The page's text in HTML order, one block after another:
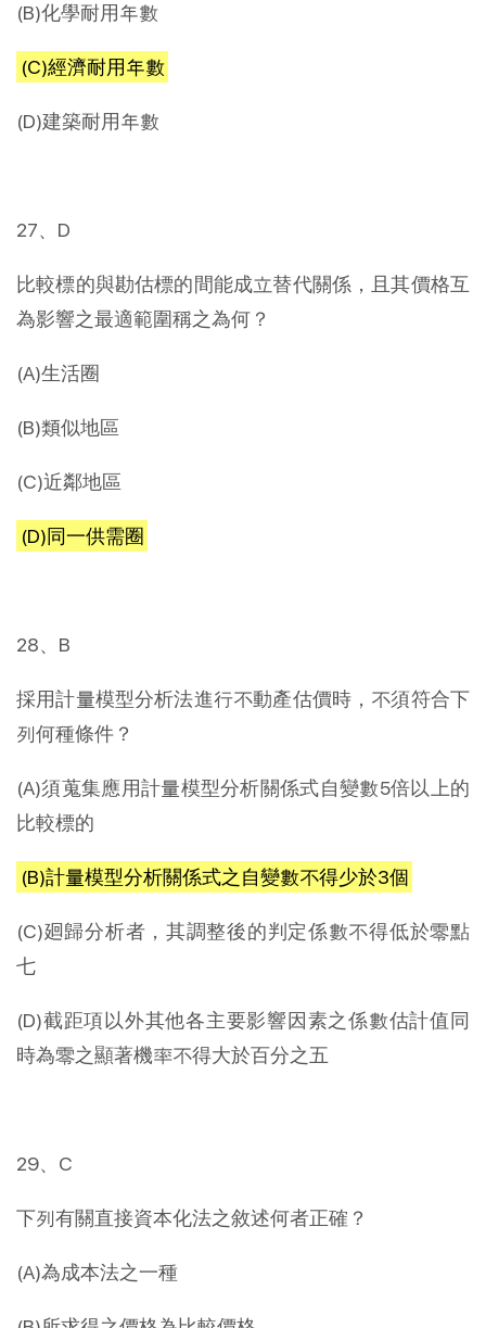
(B)化學耐用年數
(C)經濟耐用年數
(D)建築耐用年數
27、D
比較標的與勘估標的間能成立替代關係，且其價格互
為影響之最適範圍稱之為何？
(A)生活圈
(B)類似地區
(C)近鄰地區
(D)同一供需圈
28、B
採用計量模型分析法進行不動產估價時，不須符合下
列何種條件？
(A)須蒐集應用計量模型分析關係式自變數5倍以上的
比較標的
(B)計量模型分析關係式之自變數不得少於3個
(C)廻歸分析者，其調整後的判定係數不得低於零點
七
(D)截距項以外其他各主要影響因素之係數估計值同
時為零之顯著機率不得大於百分之五
29、C
下列有關直接資本化法之敘述何者正確？
(A)為成本法之一種